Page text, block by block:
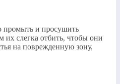
промыть и просушить
слегка отбить, чтобы они
на поврежденную зону,